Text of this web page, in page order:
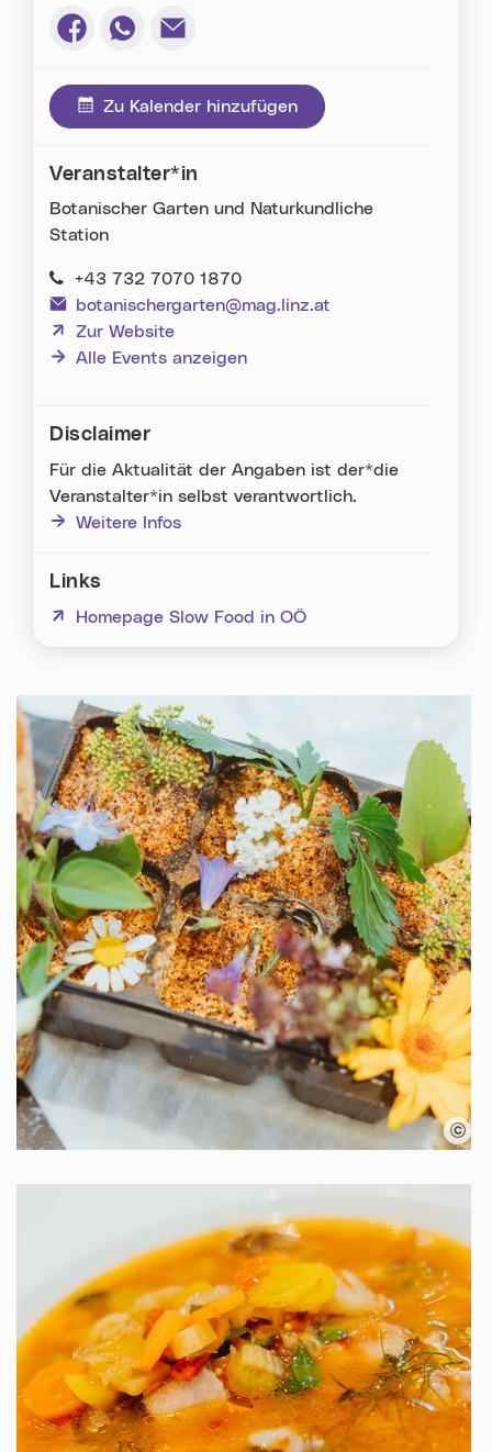
Zu Kalender hinzufügen
Veranstalter*in
Botanischer Garten und Naturkundliche
Station
+43 732 7070 1870
botanischergarten@mag.linz.at
Zur Website
(neues Fenster)
Alle Events anzeigen
Disclaimer
Für die Aktualität der Angaben ist der*die
Veranstalter*in selbst verantwortlich.
Weitere Infos
Links
Homepage Slow Food in OÖ
(neues Fenster)